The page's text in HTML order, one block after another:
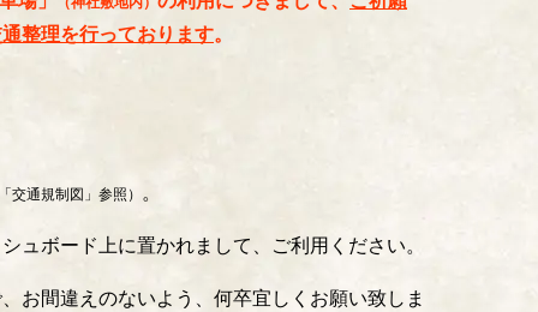
整理を行っております。
交通規制図」参照） 。
ュボード上に置かれまして、ご利用ください。
お間違えのないよう、何卒宜しくお願い致しま